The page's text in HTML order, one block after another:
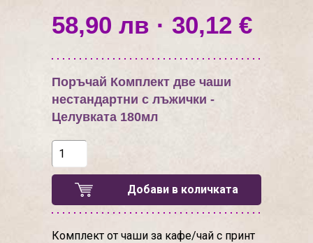
58,90 лв · 30,12 €
Поръчай Комплект две чаши
нестандартни с лъжички -
Целувката 180мл
Добави в количката
Комплект от чаши за кафе/чай с принт